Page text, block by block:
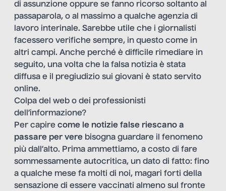
di assunzione oppure se fanno ricorso soltanto al
passaparola, o al massimo a qualche agenzia di
lavoro interinale. Sarebbe utile che i giornalisti
facessero verifiche sempre, in questo come in
altri campi. Anche perché è difficile rimediare in
seguito, una volta che la falsa notizia è stata
diffusa e il pregiudizio sui giovani è stato servito
online.
Colpa del web o dei professionisti
dell’informazione?
Per capire come le notizie false riescano a
passare per vere bisogna guardare il fenomeno
più dall’alto. Prima ammettiamo, a costo di fare
sommessamente autocritica, un dato di fatto: fino
a qualche mese fa molti di noi, magari forti della
sensazione di essere vaccinati almeno sul fronte